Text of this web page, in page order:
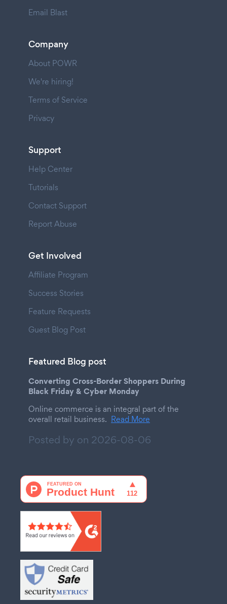
Email Blast
Company
About POWR
We're hiring!
Terms of Service
Privacy
Support
Help Center
Tutorials
Contact Support
Report Abuse
Get Involved
Affiliate Program
Success Stories
Feature Requests
Guest Blog Post
Featured Blog post
Converting Cross-Border Shoppers During
Black Friday & Cyber Monday
Online commerce is an integral part of the
overall retail business. Read More
Posted by on 2026-08-06